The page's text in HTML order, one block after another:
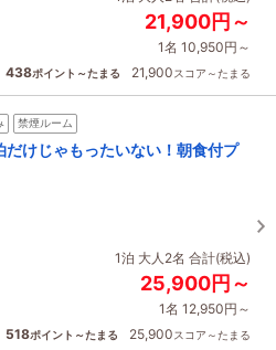
21,900円～
1名 10,950円～
438ポイント～たまる 21,900スコア～たまる
禁煙ルーム
だけじゃもったいない！朝食付プ
1泊 大人2名 合計(税込)
25,900円～
1名 12,950円～
518ポイント～たまる 25,900スコア～たまる